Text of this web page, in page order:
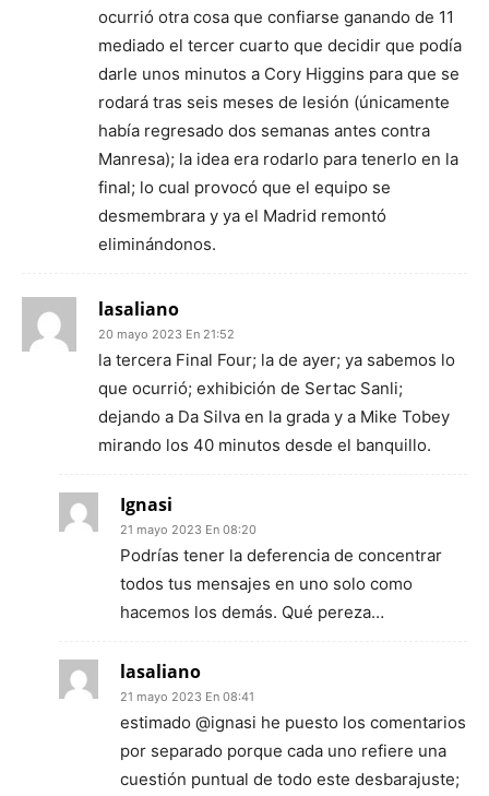
ocurrió otra cosa que confiarse ganando de 11
mediado el tercer cuarto que decidir que podía
darle unos minutos a Cory Higgins para que se
rodará tras seis meses de lesión (únicamente
había regresado dos semanas antes contra
Manresa); la idea era rodarlo para tenerlo en la
final; lo cual provocó que el equipo se
desmembrara y ya el Madrid remontó
eliminándonos.
lasaliano
20 mayo 2023 En 21:52
la tercera Final Four; la de ayer; ya sabemos lo
que ocurrió; exhibición de Sertac Sanli;
dejando a Da Silva en la grada y a Mike Tobey
mirando los 40 minutos desde el banquillo.
Ignasi
21 mayo 2023 En 08:20
Podrías tener la deferencia de concentrar
todos tus mensajes en uno solo como
hacemos los demás. Qué pereza…
lasaliano
21 mayo 2023 En 08:41
estimado @ignasi he puesto los comentarios
por separado porque cada uno refiere una
cuestión puntual de todo este desbarajuste;